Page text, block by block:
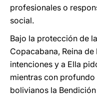
profesionales o
social.
Bajo la protección de
Copacabana, Reina
intenciones y a Ella
mientras con
bolivianos la